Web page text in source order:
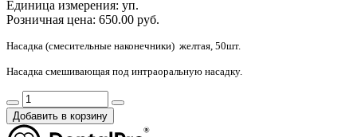
Единица измерения: уп.
Розничная цена: 650.00 руб.
Насадка (смесительные наконечники) желтая, 50шт.
Насадка смешивающая под интраоральную насадку.
Добавить в корзину